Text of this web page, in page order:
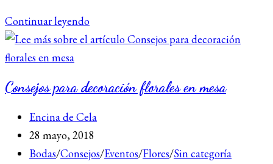
Continuar leyendo¿Cuántos
ramos
debo
llevar?
Consejos para decoración florales en mesa
Autor
de
la
Encina de Cela
Publicación
de
28 mayo, 2018
Categoría
Bodas/Consejos/Eventos/Flores/Sin categoría